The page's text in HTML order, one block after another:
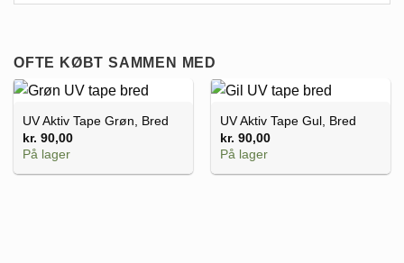
OFTE KØBT SAMMEN MED
UV Aktiv Tape Grøn, Bred
kr. 90,00
På lager
UV Aktiv Tape Gul, Bred
kr. 90,00
På lager